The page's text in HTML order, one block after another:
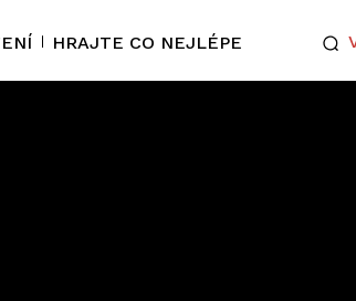
HRAJTE CO NEJLÉPE